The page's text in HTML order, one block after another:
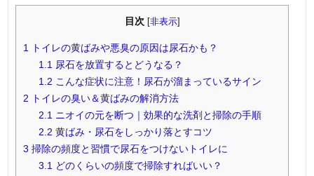
目次 [非表示]
1 トイレの黄ばみや悪臭の原因は尿石かも？
1.1尿石を放置するとどうなる？
1.2 こんな症状に注意！尿石が溜まっているサイン
2 トイレの臭い＆黄ばみの解消方法
2.1ニオイの元を断つ｜効果的な洗剤と掃除の手順
2.2 黄ばみ・尿石をしっかり落とすコツ
3 掃除の頻度と習慣で尿石をつけないトイレに
3.1どのくらいの頻度で掃除すればいい？